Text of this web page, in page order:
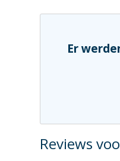
Er
Reviews